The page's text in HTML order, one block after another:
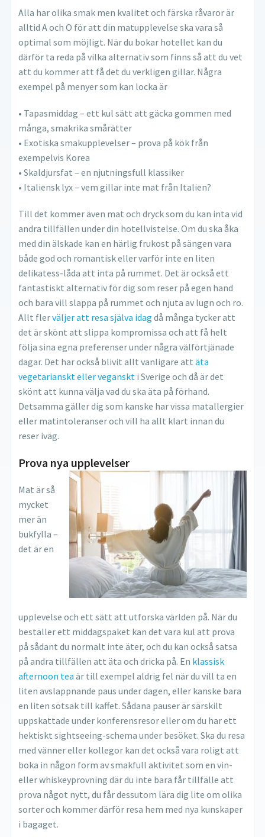
Alla har olika smak men kvalitet och färska råvaror är
alltid A och O för att din matupplevelse ska vara så
optimal som möjligt. När du bokar hotellet kan du
därför ta reda på vilka alternativ som finns så att du vet
att du kommer att få det du verkligen gillar. Några
exempel på menyer som kan locka är
• Tapasmiddag – ett kul sätt att gäcka gommen med
många, smakrika smårätter
• Exotiska smakupplevelser – prova på kök från
exempelvis Korea
• Skaldjursfat – en njutningsfull klassiker
• Italiensk lyx – vem gillar inte mat från Italien?
Till det kommer även mat och dryck som du kan inta vid
andra tillfällen under din hotellvistelse. Om du ska åka
med din älskade kan en härlig frukost på sängen vara
både god och romantisk eller varför inte en liten
delikatess-låda att inta på rummet. Det är också ett
fantastiskt alternativ för dig som reser på egen hand
och bara vill slappa på rummet och njuta av lugn och ro.
Allt flerväljer att resa själva idag då många tycker att
det är skönt att slippa kompromissa och att få helt
följa sina egna preferenser under några välförtjänade
dagar. Det har också blivit allt vanligare attäta
vegetarianskt eller veganskt i Sverige och då är det
skönt att kunna välja vad du ska äta på förhand.
Detsamma gäller dig som kanske har vissa matallergier
eller matintoleranser och vill ha allt klart innan du
reser iväg.
Prova nya upplevelser
Mat är så
mycket
mer än
bukfylla –
det är en
upplevelse och ett sätt att utforska världen på. När du
beställer ett middagspaket kan det vara kul att prova
på sådant du normalt inte äter, och du kan också satsa
på andra tillfällen att äta och dricka på. En klassisk
afternoon tea är till exempel aldrig fel när du vill ta en
liten avslappnande paus under dagen, eller kanske bara
en liten sötsak till kaffet. Sådana pauser är särskilt
uppskattade under konferensresor eller om du har ett
hektiskt sightseeing-schema under besöket. Ska du resa
med vänner eller kollegor kan det också vara roligt att
boka in någon form av smakfull aktivitet som en vin-
eller whiskeyprovning där du inte bara får tillfälle att
prova något nytt, du får dessutom lära dig lite om olika
sorter och kommer därför resa hem med nya kunskaper
i bagaget.